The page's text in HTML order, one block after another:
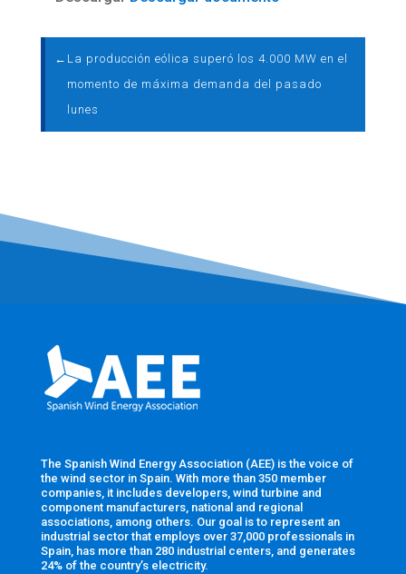
← La producción eólica superó los 4.000 MW en el
momento de máxima demanda del pasado
lunes
The Spanish Wind Energy Association (AEE) is the voice of
the wind sector in Spain. With more than 350 member
companies, it includes developers, wind turbine and
component manufacturers, national and regional
associations, among others. Our goal is to represent an
industrial sector that employs over 37,000 professionals in
Spain, has more than 280 industrial centers, and generates
24% of the country’s electricity.